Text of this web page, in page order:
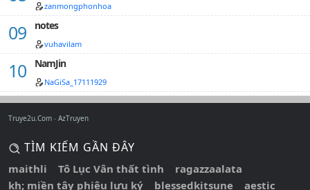
zanmongphonhoa
notes
vuhavilam
NamJin
NaGiSa_17111929
Truye2u.Com AzTruyen
TÌM KIẾM GẦN ĐÂY
maithli Tô Lục Vân thất tình
ragazzaalata
kh; miền tây phiêu lưu ký
blessedkitsune aestic